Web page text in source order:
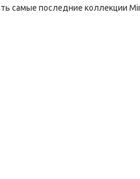
самые последние коллекции